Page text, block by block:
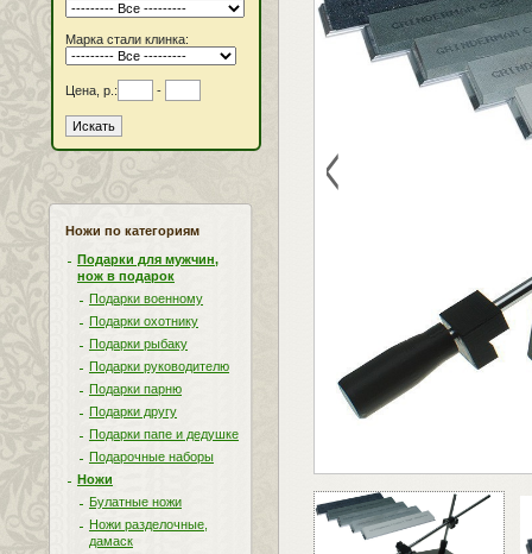
Марка стали клинка:
Цена, р.: -
Ножи по категориям
Подарки для мужчин,
нож в подарок
Подарки военному
Подарки охотнику
Подарки рыбаку
Подарки руководителю
Подарки парню
Подарки другу
Подарки папе и дедушке
Подарочные наборы
Ножи
Булатные ножи
Ножи разделочные,
дамаск
<